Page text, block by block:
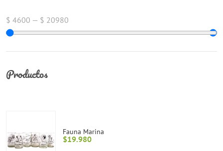
$ 4600 — $ 20980
Productos
Fauna Marina
$19.980